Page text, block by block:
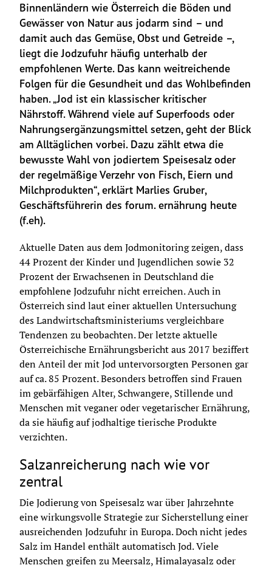
Binnenländern wie Österreich die Böden und
Gewässer von Natur aus jodarm sind – und
damit auch das Gemüse, Obst und Getreide –,
liegt die Jodzufuhr häufig unterhalb der
empfohlenen Werte. Das kann weitreichende
Folgen für die Gesundheit und das Wohlbefinden
haben. „Jod ist ein klassischer kritischer
Nährstoff. Während viele auf Superfoods oder
Nahrungsergänzungsmittel setzen, geht der Blick
am Alltäglichen vorbei. Dazu zählt etwa die
bewusste Wahl von jodiertem Speisesalz oder
der regelmäßige Verzehr von Fisch, Eiern und
Milchprodukten“, erklärt Marlies Gruber,
Geschäftsführerin des forum. ernährung heute
(f.eh).
Aktuelle Daten aus dem Jodmonitoring zeigen, dass
44 Prozent der Kinder und Jugendlichen sowie 32
Prozent der Erwachsenen in Deutschland die
empfohlene Jodzufuhr nicht erreichen. Auch in
Österreich sind laut einer aktuellen Untersuchung
des Landwirtschaftsministeriums vergleichbare
Tendenzen zu beobachten. Der letzte aktuelle
Österreichische Ernährungsbericht aus 2017 beziffert
den Anteil der mit Jod untervorsorgten Personen gar
auf ca. 85 Prozent. Besonders betroffen sind Frauen
im gebärfähigen Alter, Schwangere, Stillende und
Menschen mit veganer oder vegetarischer Ernährung,
da sie häufig auf jodhaltige tierische Produkte
verzichten.
Salzanreicherung nach wie vor
zentral
Die Jodierung von Speisesalz war über Jahrzehnte
eine wirkungsvolle Strategie zur Sicherstellung einer
ausreichenden Jodzufuhr in Europa. Doch nicht jedes
Salz im Handel enthält automatisch Jod. Viele
Menschen greifen zu Meersalz, Himalayasalz oder